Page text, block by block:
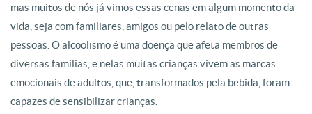
mas muitos de nós já vimos essas cenas em algum momento da
vida, seja com familiares, amigos ou pelo relato de outras
pessoas. O alcoolismo é uma doença que afeta membros de
diversas famílias, e nelas muitas crianças vivem as marcas
emocionais de adultos, que, transformados pela bebida, foram
capazes de sensibilizar crianças.